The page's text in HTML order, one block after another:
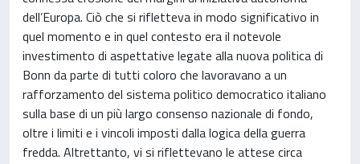
dell’Europa. Ciò che si rifletteva in modo significativo in
quel momento e in quel contesto era il notevole
investimento di aspettative legate alla nuova politica di
Bonn da parte di tutti coloro che lavoravano a un
rafforzamento del sistema politico democratico italiano
sulla base di un più largo consenso nazionale di fondo,
oltre i limiti e i vincoli imposti dalla logica della guerra
fredda. Altrettanto, vi si riflettevano le attese circa